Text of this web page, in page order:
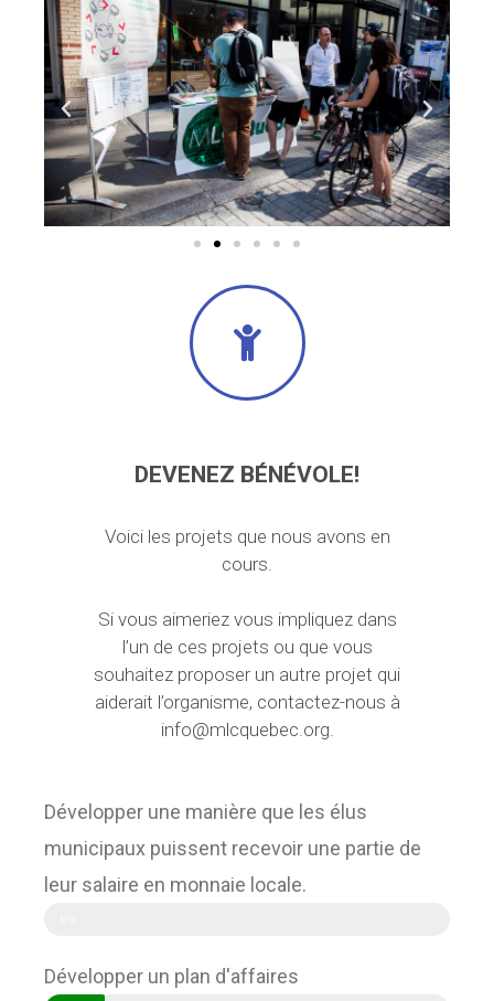
DEVENEZ BÉNÉVOLE!
Voici les projets que nous avons en
cours.
Si vous aimeriez vous impliquez dans
l’un de ces projets ou que vous
souhaitez proposer un autre projet qui
aiderait l’organisme, contactez-nous à
info@mlcquebec.org.
Développer une manière que les élus
municipaux puissent recevoir une partie de
leur salaire en monnaie locale.
Développer un plan d'affaires